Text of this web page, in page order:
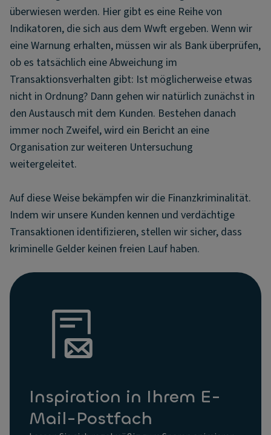
überwiesen werden. Hier gibt es eine Reihe von
Indikatoren, die sich aus dem Wwft ergeben. Wenn wir
eine Warnung erhalten, müssen wir als Bank überprüfen,
ob es tatsächlich eine Abweichung im
Transaktionsverhalten gibt: Ist möglicherweise etwas
nicht in Ordnung? Dann gehen wir natürlich zunächst in
den Austausch mit dem Kunden. Bestehen danach
immer noch Zweifel, wird ein Bericht an eine
Organisation zur weiteren Untersuchung
weitergeleitet.
Auf diese Weise bekämpfen wir die Finanzkriminalität.
Indem wir unsere Kunden kennen und verdächtige
Transaktionen identifizieren, stellen wir sicher, dass
kriminelle Gelder keinen freien Lauf haben.
Inspiration in Ihrem E-
Mail-Postfach